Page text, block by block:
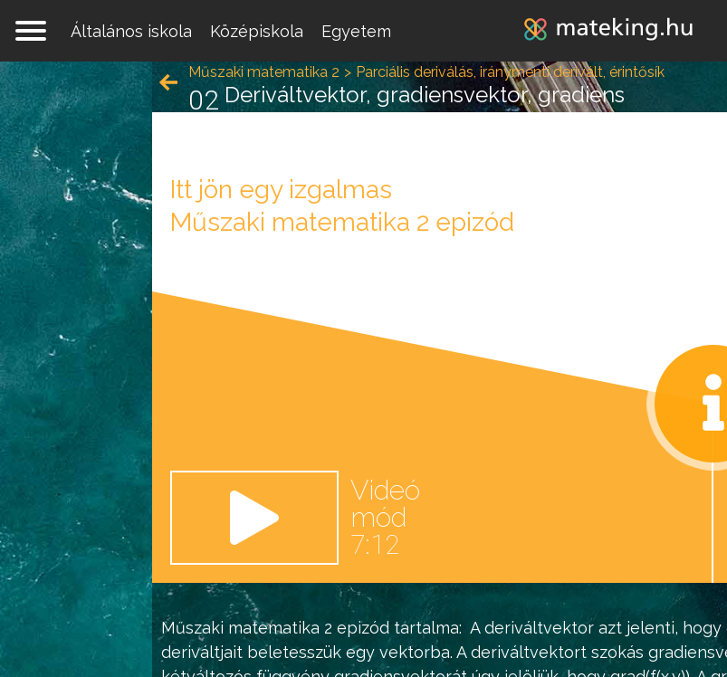
Jump to navigation
Általános iskola
Középiskola Egyetem
Műszaki matematika 2 epizód tartalma: A deriváltvektor azt jelenti,
deriváltjait beletesszük egy vektorba. A deriváltvektort szokás
Műszaki matematika 2 Parciális deriválás, iránymenti derivált, érintősík
Deriváltvektor, gradiensvektor, gradiens
02
Itt jön egy izgalmas
Műszaki matematika 2 epizód
Videó
mód
7:12